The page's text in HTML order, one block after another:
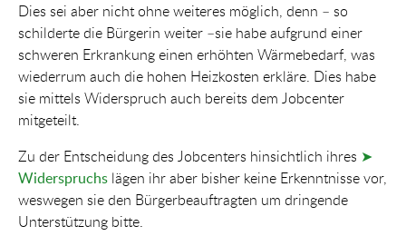
Dies sei aber nicht ohne weiteres möglich, denn – so
schilderte die Bürgerin weiter –sie habe aufgrund einer
schweren Erkrankung einen erhöhten Wärmebedarf, was
wiederrum auch die hohen Heizkosten erkläre. Dies habe
sie mittels Widerspruch auch bereits dem Jobcenter
mitgeteilt.
Zu der Entscheidung des Jobcenters hinsichtlich ihres ➤
Widerspruchs lägen ihr aber bisher keine Erkenntnisse vor,
weswegen sie den Bürgerbeauftragten um dringende
Unterstützung bitte.